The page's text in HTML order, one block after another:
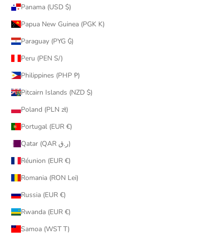
Panama (USD $)
Papua New Guinea (PGK K)
Paraguay (PYG ₲)
Peru (PEN S/)
Philippines (PHP ₱)
Pitcairn Islands (NZD $)
Poland (PLN zł)
Portugal (EUR €)
Qatar (QAR ر.ق)
Réunion (EUR €)
Romania (RON Lei)
Russia (EUR €)
Rwanda (EUR €)
Samoa (WST T)